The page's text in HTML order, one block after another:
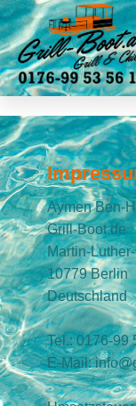
Aymen Ben-
Grill-Boot.de
Martin-
10779 Berlin
Deutschland
Tel.: 0176-99
E-Mail: